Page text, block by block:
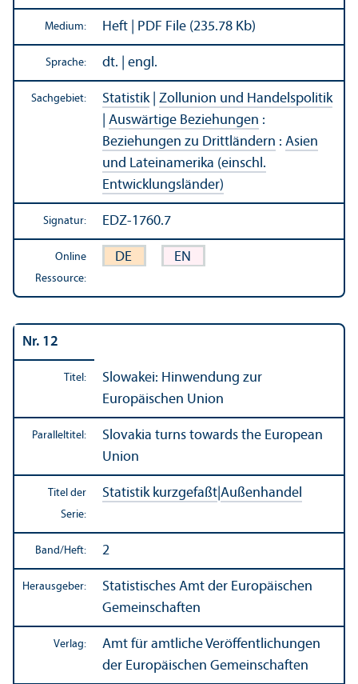
Medium: Heft | PDF File (235.78 Kb)
Sprache: dt. | engl.
Sachgebiet: Statistik| Zollunion und Handels­politik
Auswärtige Beziehungen :
Beziehungen zu Drittländern : Asien
und Lateinamerika (einschl.
Entwicklungs­länder)
Signatur: EDZ-1760.7
Online
Ressource:
DE EN
Nr. 12
Titel:
Slowakei: Hinwendung zur
Europäischen Union
Paralleltitel:
Slovakia turns towards the European
Union
Titel der
Serie:
Statistik kurzgefaßt Außen­handel
Band/Heft: 2
Herausgeber:
Statistisches Amt der Europäischen
Gemeinschaften
Verlag:
Amt für amtliche Veröffentlichungen
der Europäischen Gemeinschaften